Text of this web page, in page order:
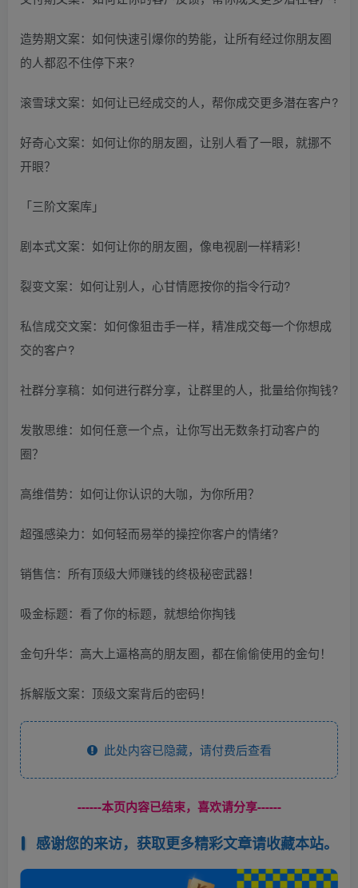
造势期文案：如何快速引爆你的势能，让所有经过你朋友圈
的人都忍不住停下来?
滚雪球文案：如何让已经成交的人，帮你成交更多潜在客户?
好奇心文案：如何让你的朋友圈，让别人看了一眼，就挪不
开眼？
「三阶文案库」
剧本式文案：如何让你的朋友圈，像电视剧一样精彩！
裂变文案：如何让别人，心甘情愿按你的指令行动?
私信成交文案：如何像狙击手一样，精准成交每一个你想成
交的客户?
社群分享稿：如何进行群分享，让群里的人，批量给你掏钱?
发散思维：如何任意一个点，让你写出无数条打动客户的
圈？
高维借势：如何让你认识的大咖，为你所用？
超强感染力：如何轻而易举的操控你客户的情绪?
销售信：所有顶级大师赚钱的终极秘密武器！
吸金标题：看了你的标题，就想给你掏钱
金句升华：高大上逼格高的朋友圈，都在偷偷使用的金句！
拆解版文案：顶级文案背后的密码！
此处内容已隐藏，请付费后查看
------本页内容已结束，喜欢请分享------
感谢您的来访，获取更多精彩文章请收藏本站。